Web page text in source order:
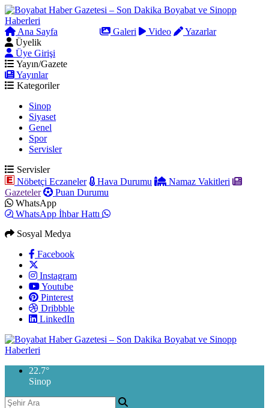
Ana Sayfa Galeri Video
Yazarlar
Üyelik
Üye Girişi
Yayın/Gazete
Yayınlar
Kategoriler
Sinop
Siyaset
Genel
Spor
Servisler
Servisler
Nöbetçi Eczaneler
Hava Durumu
Namaz Vakitleri
Gazeteler
Puan Durumu
WhatsApp
WhatsApp İhbar Hattı
Sosyal Medya
Facebook
Instagram
Youtube
Pinterest
Dribbble
LinkedIn
22.7°
Sinop